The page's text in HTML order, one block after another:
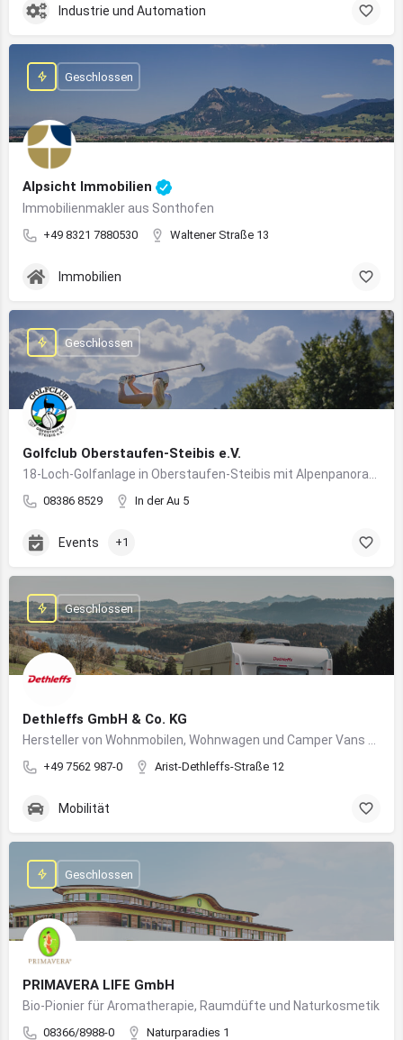
Industrie und Automation
Alpsicht Immobilien
Immobilienmakler aus Sonthofen
+49 8321 7880530 Waltener Straße 13
Geschlossen
Immobilien
Golfclub Oberstaufen-Steibis e.V.
08386 8529 In der Au 5
Geschlossen
Events +1
Dethleffs GmbH & Co. KG
+49 7562 987-0 Arist-Dethleffs-Straße 12
Geschlossen
Mobilität
PRIMAVERA LIFE GmbH
Bio-Pionier für Aromatherapie, Raumdüfte und Naturkosmetik
08366/8988-0 Naturparadies 1
Geschlossen